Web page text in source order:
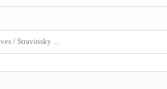
/ Stravinsky ...